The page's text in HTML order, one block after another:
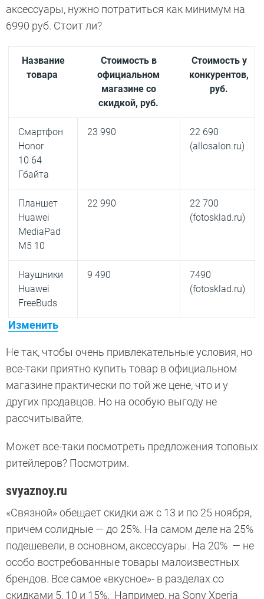
аксессуары, нужно потратиться как минимум на
6990 руб. Стоит ли?
Изменить
Название
товара
Стоимость в
официальном
магазине со
скидкой, руб.
Стоимость у
конкурентов,
руб.
Смартфон
Honor
10 64
Гбайта
23 990
22 690
(allosalon.ru)
Планшет
Huawei
MediaPad
M5 10
22 990
22 700
(fotosklad.ru)
Наушники
Huawei
FreeBuds
9 490
7490
(fotosklad.ru)
Не так, чтобы очень привлекательные условия, но
все-таки приятно купить товар в официальном
магазине практически по той же цене, что и у
других продавцов. Но на особую выгоду не
рассчитывайте.
Может все-таки посмотреть предложения топовых
ритейлеров? Посмотрим.
svyaznoy.ru
«Связной» обещает скидки аж с 13 и по 25 ноября,
причем солидные — до 25%. На самом деле на 25%
подешевели, в основном, аксессуары. На 20% — не
особо востребованные товары малоизвестных
брендов. Все самое «вкусное»- в разделах со
скидками 5, 10 и 15%. Например, на Sony Xperia